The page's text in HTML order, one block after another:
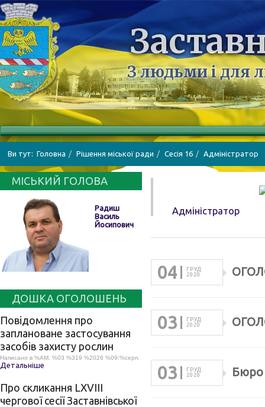
З людьми і для
Ви тут: Головна Рішення міської ради Сесія 16 Адміністратор
МІСЬКИЙ ГОЛОВА
Радиш
Василь
Йосипович
ДОШКА ОГОЛОШЕНЬ
Повідомлення про
заплановане застосування
засобів захисту рослин
Написано в %AM, %03 %319 %2026 %09:%серп.
Детальніше
Про скликання LХVІІІ
чергової сесії Заставнівської
Адміністратор
04
ГРУД.
2020
03
ГРУД.
2020
03
ГРУД.
2020
Бюро